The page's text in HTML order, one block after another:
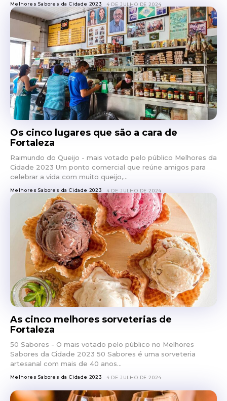
Melhores Sabores da Cidade 2023 4 DE JULHO DE 2024
Os cinco lugares que são a cara de
Fortaleza
Raimundo do Queijo - mais votado pelo público Melhores da
Cidade 2023 Um ponto comercial que reúne amigos para
celebrar a vida com muito queijo,...
Melhores Sabores da Cidade 2023 4 DE JULHO DE 2024
As cinco melhores sorveterias de
Fortaleza
50 Sabores - O mais votado pelo público no Melhores
Sabores da Cidade 2023 50 Sabores é uma sorveteria
artesanal com mais de 40 anos...
Melhores Sabores da Cidade 2023 4 DE JULHO DE 2024